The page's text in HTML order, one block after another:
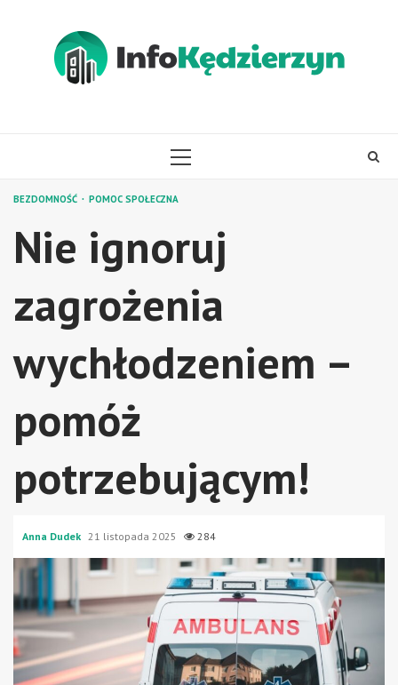
PRIMARY
BEZDOMNOŚĆ POMOC SPOŁECZNA
Nie ignoruj
zagrożenia
wychłodzeniem –
pomóż
potrzebującym!
Anna Dudek 21 listopada 2025 284